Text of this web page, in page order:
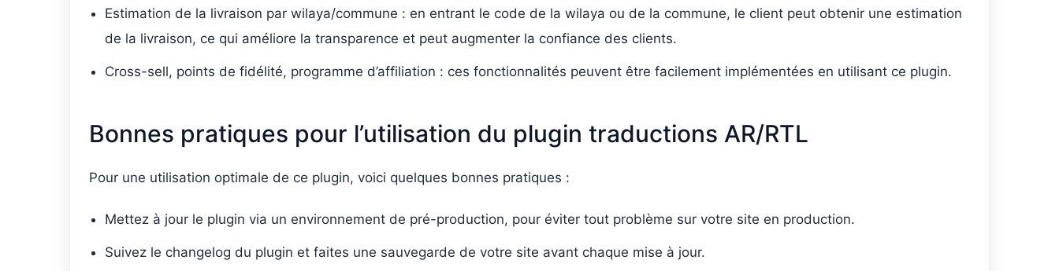
Estimation de la livraison par wilaya/commune : en entrant le code de la wilaya ou de la commune, le client peut obtenir une estimation
de la livraison, ce qui améliore la transparence et peut augmenter la confiance des clients.
Cross-sell, points de fidélité, programme d’affiliation : ces fonctionnalités peuvent être facilement implémentées en utilisant ce plugin.
Bonnes pratiques pour l’utilisation du plugin traductions AR/RTL
Pour une utilisation optimale de ce plugin, voici quelques bonnes pratiques :
Mettez à jour le plugin via un environnement de pré-production, pour éviter tout problème sur votre site en production.
Suivez le changelog du plugin et faites une sauvegarde de votre site avant chaque mise à jour.